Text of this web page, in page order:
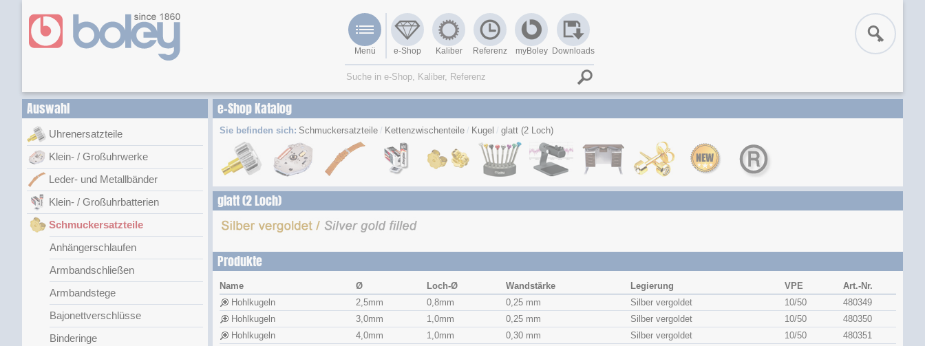
Menü e-Shop Kaliber Referenz myBoley Downloads
Auswahl
Uhrenersatzteile
Klein- / Großuhrwerke
Leder- und Metallbänder
Klein- / Großuhrbatterien
Schmuckersatzteile
Anhängerschlaufen
Armbandschließen
Armbandstege
Bajonettverschlüsse
Binderinge
e-Shop Katalog
Sie befinden sich: Schmuckersatzteile Kettenzwischenteile Kugel glatt (2 Loch)
glatt (2 Loch)
Produkte
Name Ø Loch-Ø Wandstärke Legierung VPE
Art.-Nr.
Hohlkugeln
2,5mm 0,8mm 0,25 mm Silber vergoldet 10/50
480349
Hohlkugeln
3,0mm 1,0mm 0,25 mm Silber vergoldet 10/50
480350
Hohlkugeln
4,0mm 1,0mm 0,30 mm Silber vergoldet 10/50
480351